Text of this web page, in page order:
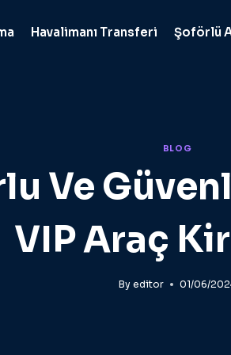
Havalimanı Transferi Şoförlü
BLOG
Ve
VIP Araç
By editor 01/06/